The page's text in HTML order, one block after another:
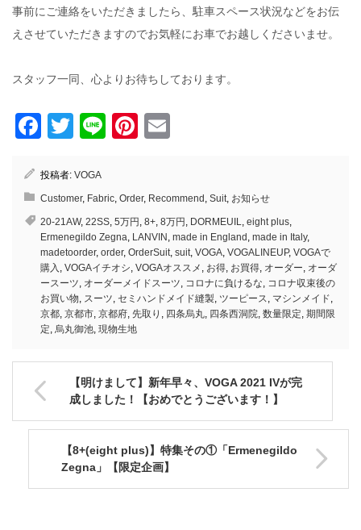
事前にご連絡をいただきましたら、駐車スペース状況などをお伝
えさせていただきますのでお気軽にお車でお越しくださいませ。
スタッフ一同、心よりお待ちしております。
Facebook
Twitter
LinePinterest
投稿者: VOGA
Customer, Fabric, Order, Recommend , Suit, お知らせ
20-21AW, 22SS, 5万円 , 8+, 8万円 , DORMEUIL, eight plus,
Ermenegildo Zegna, LANVIN , made in England , made in Italy,
madetoorder, order, OrderSuit, suit, VOGA, VOGALINEUP, VOGAで
購入 , VOGAイチオシ, VOGAオススメ , お得, お買得, オーダー, オーダ
ースーツ, オーダーメイドスーツ, コロナに負けるな, コロナ収束後の
お買い物, スーツ, セミハンドメイド縫製, ツーピース, マシンメイド,
京都, 京都市, 京都府, 先取り , 四条烏丸, 四条西洞院, 数量限定, 期間限
定, 烏丸御池, 現物生地
【明けまして】新年早々、VOGA 2021 IVが完
成しました！【おめでとうございます！】
【8+(eight plus)】特集その①「Ermenegildo
Zegna」【限定企画】